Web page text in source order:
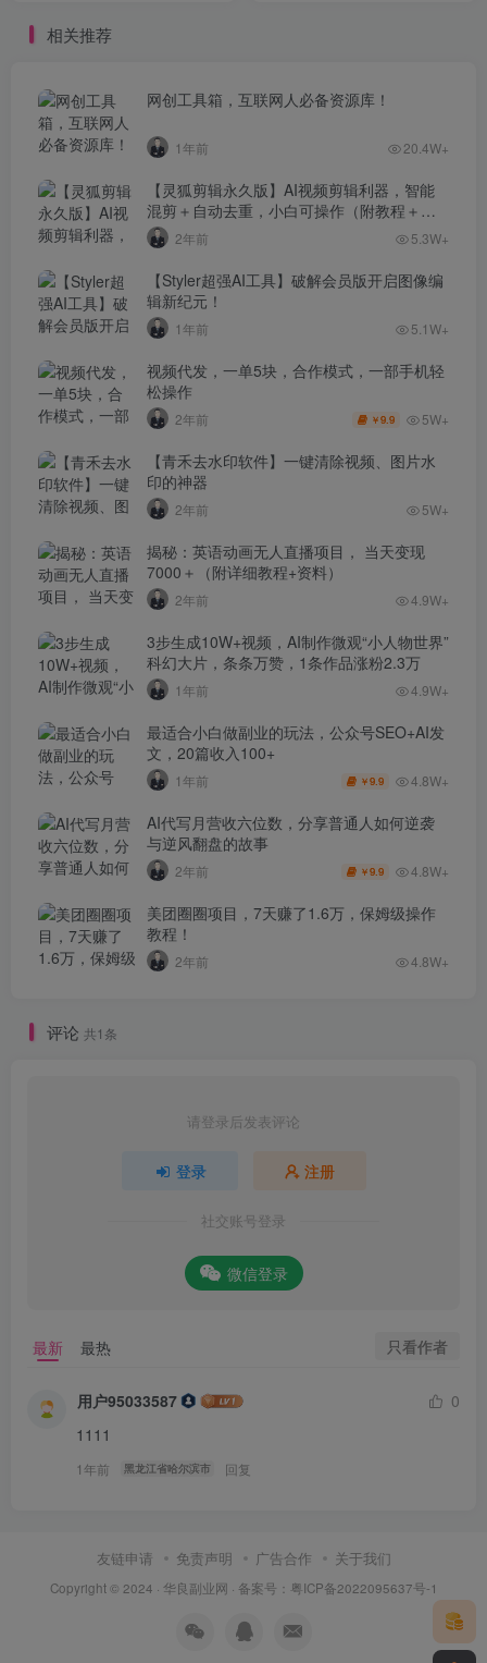
相关推荐
网创工具箱，互联网人必备资源库！
1年前 20.4W+
【灵狐剪辑永久版】AI视频剪辑利器，智能
混剪＋自动去重，小白可操作（附教程＋安
装包）2年前 5.3W+
【Styler超强AI工具】破解会员版开启图像编
辑新纪元！
1年前 5.1W+
视频代发，一单5块，合作模式，一部手机轻
松操作
2年前 ￥9.9 5W+
【青禾去水印软件】一键清除视频、图片水
印的神器
2年前 5W+
揭秘：英语动画无人直播项目， 当天变现
7000＋（附详细教程+资料）
2年前 4.9W+
3步生成10W+视频，AI制作微观“小人物世界”
科幻大片，条条万赞，1条作品涨粉2.3万
1年前 4.9W+
最适合小白做副业的玩法，公众号SEO+AI发
文，20篇收入100+
1年前 ￥9.9 4.8W+
AI代写月营收六位数，分享普通人如何逆袭
与逆风翻盘的故事
2年前 ￥9.9 4.8W+
美团圈圈项目，7天赚了1.6万，保姆级操作
教程！
2年前 4.8W+
评论 共1条
请登录后发表评论
登录 注册
社交账号登录
微信登录
最新 最热 只看作者
用户95033587
0
1111
1年前 黑龙江省哈尔滨市 回复
友链申请 免责声明 广告合作 关于我们
Copyright © 2024 · 华良副业网 · 备案号： 粤ICP备2022095637号-1